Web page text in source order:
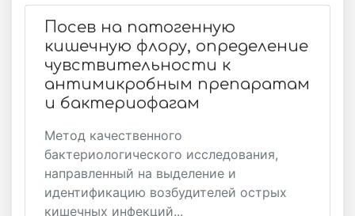
Посев на патогенную
кишечную флору, определение
чувствительности к
антимикробным препаратам
и бактериофагам
Метод качественного
бактериологического исследования,
направленный на выделение и
идентификацию возбудителей острых
кишечных инфекций...